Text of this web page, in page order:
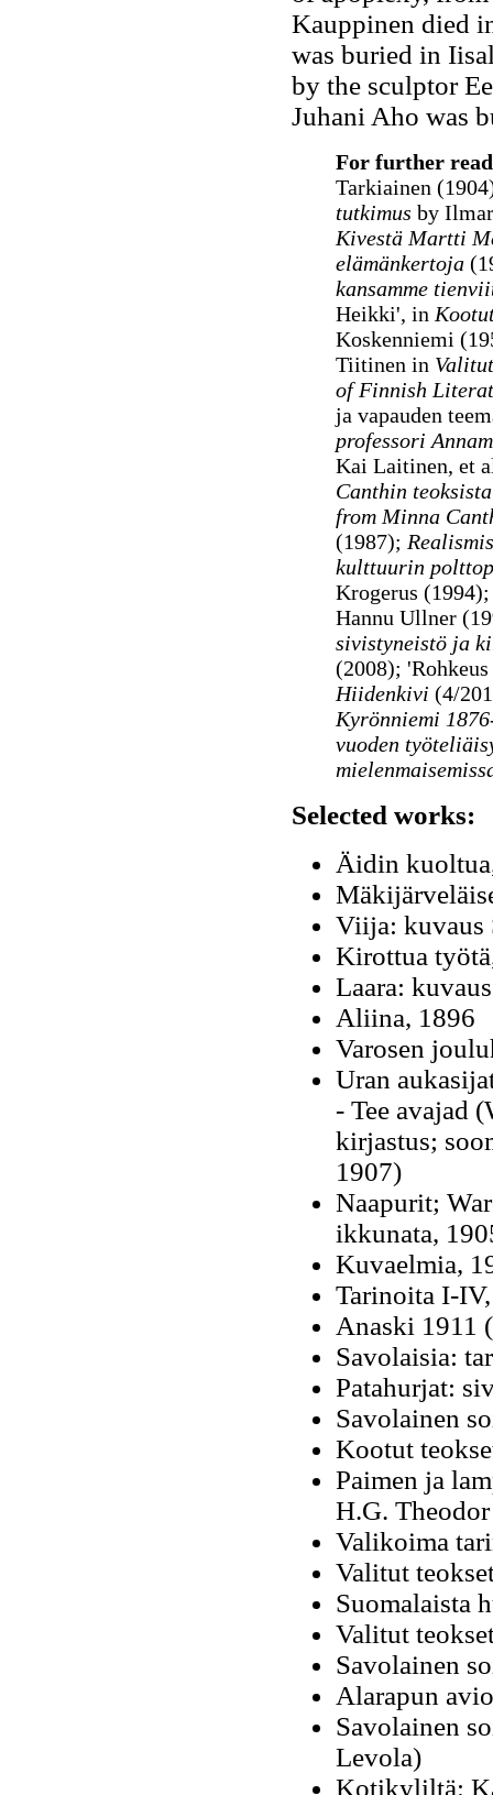
Kauppinen died
was buried in
by the sculptor
Juhani Aho was
For further
Tarkiainen
tutkimus by
Kivestä Martti
elämänkertoja
kansamme
Heikki', in
Koskenniemi
Tiitinen in
of Finnish
ja vapauden
professori
Kai Laitinen, et
Canthin
from Minna
(1987);
kulttuurin
Krogerus
Hannu Ullner
sivistyneistö ja
(2008);
Hiidenkivi (4/
Kyrönniemi
vuoden
Selected works:
Äidin
Viija: kuvaus
Kirottua
Laara:
Aliina, 1896
Varosen
Uran
- Tee avajad
kirjastus;
1907)
Naapurit;
ikkunata,
Kuvaelmia,
Tarinoita I-
Anaski 1911
Savolaisia:
Patahurjat:
Savolainen
Kootut
Paimen ja
H.G.
Valikoima
Valitut
Suomalaista
Valitut
Savolainen
Alarapun
Savolainen
Levola)
Kotikyliltä: